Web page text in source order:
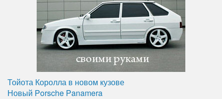
Тойота Королла в новом кузове
Новый Porsche Panamera